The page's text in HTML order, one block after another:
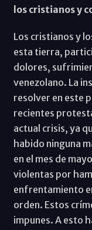
los cristianos y
Los cristianos y
esta tierra,
dolores,
venezolano. La
resolver en este
recientes
actual crisis, ya
habido ninguna
en el mes de
violentas por
enfrentamiento
orden. Estos
impunes. A esto